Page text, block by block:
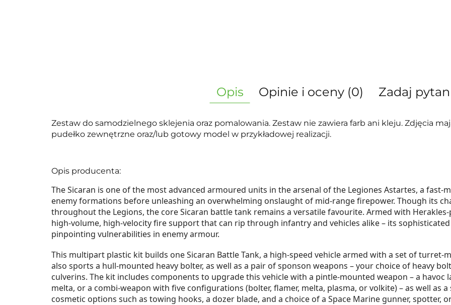
Opis Opinie i oceny (0) Zadaj
Zestaw do samodzielnego sklejenia oraz pomalowania. Zestaw nie zawiera farb ani kleju. Zdjęcia
pudełko zewnętrzne oraz/lub gotowy model w przykładowej realizacji.
Opis producenta:
The Sicaran is one of the most advanced armoured units in the arsenal of the Legiones Astartes, a
enemy formations before unleashing an overwhelming onslaught of mid-range firepower. Though its
throughout the Legions, the core Sicaran battle tank remains a versatile favourite. Armed with
high-volume, high-velocity fire support that can rip through infantry and vehicles alike – its
pinpointing vulnerabilities in enemy armour.
This multipart plastic kit builds one Sicaran Battle Tank, a high-speed vehicle armed with a set of turret-
also sports a hull-mounted heavy bolter, as well as a pair of sponson weapons – your choice of heavy
culverins. The kit includes components to upgrade this vehicle with a pintle-mounted weapon – a havoc
melta, or a combi-weapon with five configurations (bolter, flamer, melta, plasma, or volkite) – as well as
cosmetic options such as towing hooks, a dozer blade, and a choice of a Space Marine gunner, spotter,